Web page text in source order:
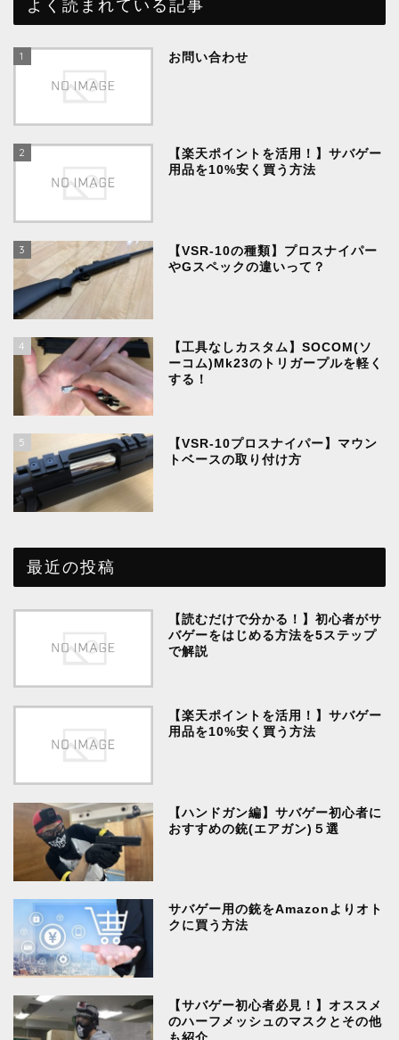
よく読まれている記事
1 お問い合わせ
2
【楽天ポイントを活用！】サバゲー
用品を10%安く買う方法
3
【VSR-10の種類】プロスナイパー
やGスペックの違いって？
4
【工具なしカスタム】SOCOM(ソ
ーコム)Mk23のトリガープルを軽く
する！
5
【VSR-10プロスナイパー】マウン
トベースの取り付け方
最近の投稿
【読むだけで分かる！】初心者がサ
バゲーをはじめる方法を5ステップ
で解説
【楽天ポイントを活用！】サバゲー
用品を10%安く買う方法
【ハンドガン編】サバゲー初心者に
おすすめの銃(エアガン)５選
サバゲー用の銃をAmazonよりオト
クに買う方法
【サバゲー初心者必見！】オススメ
のハーフメッシュのマスクとその他